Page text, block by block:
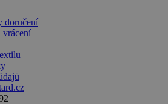
doručení
vrácení